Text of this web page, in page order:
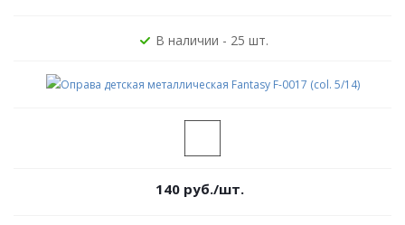
В наличии - 25 шт.
140руб./шт.